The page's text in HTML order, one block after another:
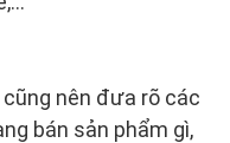
nên đưa rõ các
bán sản phẩm gì,